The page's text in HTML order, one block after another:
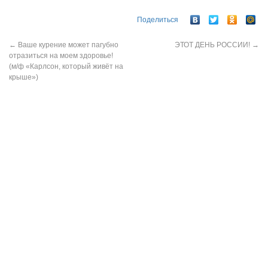
Поделиться
← Ваше курение может пагубно
отразиться на моем здоровье!
(м/ф «Карлсон, который живёт на
крыше»)
ЭТОТ ДЕНЬ РОССИИ! →